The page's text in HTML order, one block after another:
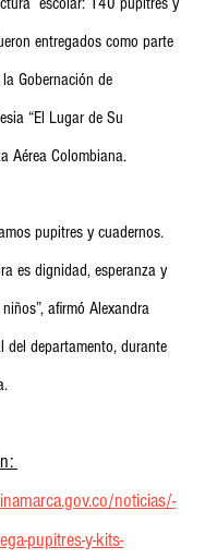
entregados como parte
Gobernación de
“El Lugar de Su
Aérea Colombiana.
pupitres y cuadernos.
es dignidad, esperanza y
afirmó Alexandra
del departamento, durante
noticias/-
pupitres-y-kits-